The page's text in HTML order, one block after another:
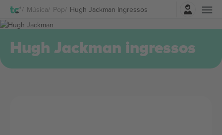
Música Pop Hugh Jackman Ingressos
Entrar
Hugh Jackman ingressos